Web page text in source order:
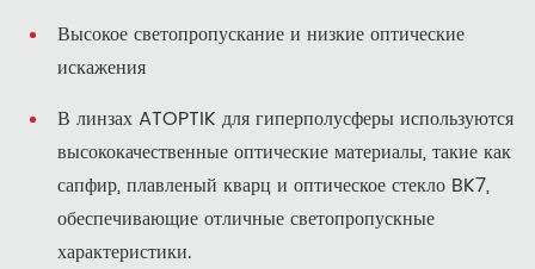
Высокое светопропускание и низкие оптические
искажения
В линзах ATOPTIK для гиперполусферы используются
высококачественные оптические материалы, такие как
сапфир, плавленый кварц и оптическое стекло BK7,
обеспечивающие отличные светопропускные
характеристики.